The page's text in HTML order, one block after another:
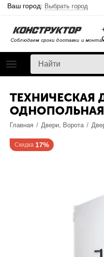
Ваш город: Выбрать город
Соблюдаем сроки доставки и
ТЕХНИЧЕСКАЯ
ОДНОПОЛЬНАЯ
Главная / Двери, Ворота /
Скидка 17%